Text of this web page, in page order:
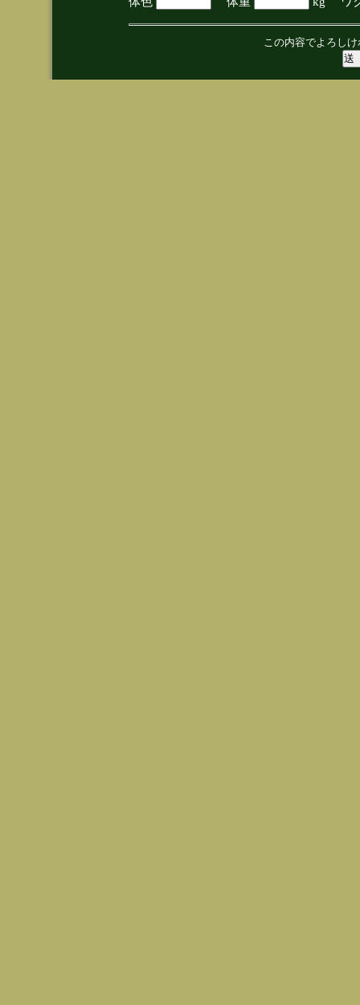
この内容でよろし